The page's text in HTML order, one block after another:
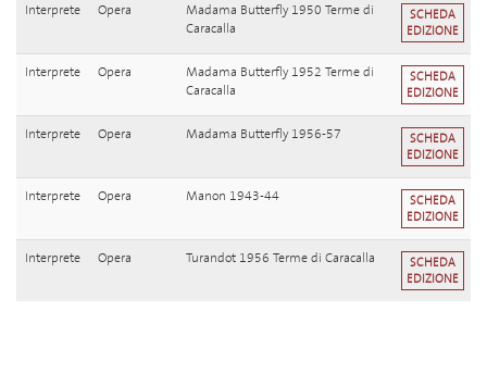
Interprete Opera
Madama Butterfly 1950 Terme di
Caracalla
SCHEDA
EDIZIONE
Interprete Opera
Madama Butterfly 1952 Terme di
Caracalla
SCHEDA
EDIZIONE
Interprete Opera Madama Butterfly 1956-57
SCHEDA
EDIZIONE
Interprete Opera Manon 1943-44
SCHEDA
EDIZIONE
Interprete Opera Turandot 1956 Terme di Caracalla
SCHEDA
EDIZIONE